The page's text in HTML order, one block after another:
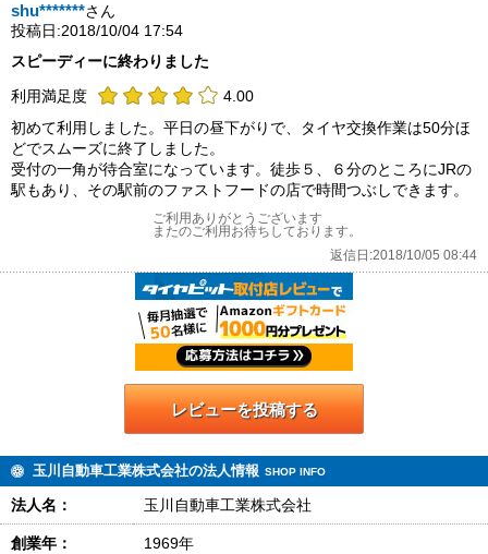
shu*******さん
投稿日:2018/10/04 17:54
スピーディーに終わりました
利用満足度
4.00
初めて利用しました。平日の昼下がりで、タイヤ交換作業は50分ほ
どでスムーズに終了しました。
受付の一角が待合室になっています。徒歩５、６分のところにJRの
駅もあり、その駅前のファストフードの店で時間つぶしできます。
ご利用ありがとうございます
またのご利用お待ちしております。
返信日:2018/10/05 08:44
レビューを投稿する
玉川自動車工業株式会社の法人情報 SHOP INFO
法人名： 玉川自動車工業株式会社
創業年： 1969年